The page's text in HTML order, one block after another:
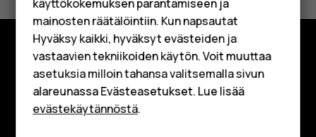
HMD Terra M
Yrityksille
Tabletit
Shop
Kyllä Ei
Tutustu
Tietoa meistä
mainosten räätälöintiin. Kun napsautat
Hyväksy kaikki, hyväksyt evästeiden ja
vastaavien tekniikoiden käytön. Voit muuttaa
asetuksia milloin tahansa valitsemalla sivun
alareunassa Evästeasetukset. Lue lisää
evästekäytännöstä.